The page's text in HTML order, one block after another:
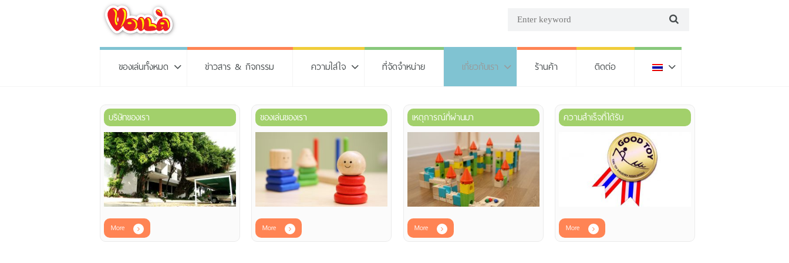
ของเล่นทั้งหมด ข่าวสาร & กิจกรรม ความใส่ใจ ที่จัดจำหน่าย เกี่ยวกับเรา ร้านค้า ติดต่อ
บริษัทของเรา
More
ของเล่นของเรา
More
เหตุการณ์ที่ผ่านมา
More
ความสำเร็จที่ได้รับ
More